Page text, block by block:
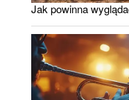
Jak powinna